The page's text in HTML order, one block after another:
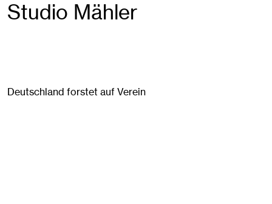
Studio Mähler
Deutschland forstet auf Verein